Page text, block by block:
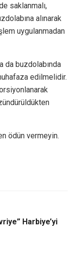
saklanmalı,
alınarak
uygulanmadan
da buzdolabında
edilmelidir.
ödün vermeyin.
Harbiye’yi